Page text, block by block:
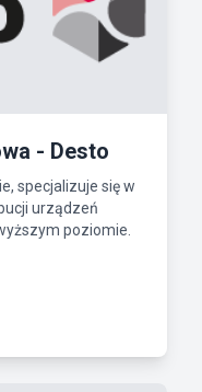
- Desto
specjalizuje się w
urządzeń
poziomie.